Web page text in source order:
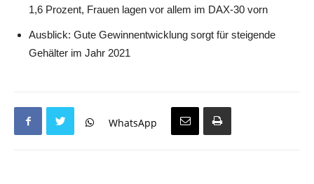
1,6 Prozent, Frauen lagen vor allem im DAX-30 vorn
Ausblick: Gute Gewinnentwicklung sorgt für steigende
Gehälter im Jahr 2021
WhatsApp